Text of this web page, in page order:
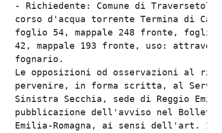
- Richiedente: Comune di
corso d'acqua torrente Termina
foglio 54, mappale 248 fronte,
42, mappale 193 fronte,
Le opposizioni od osservazioni
pervenire, in forma scritta,
Sinistra Secchia, sede di
pubblicazione dell'avviso
Emilia-Romagna, ai sensi